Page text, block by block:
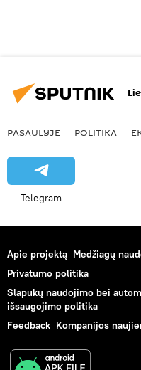
PASAULYJE POLITIKA
Telegram
Apie projektą Medžiagų
Privatumo politika
Slapukų naudojimo bei
išsaugojimo politika
Feedback Kompanijos